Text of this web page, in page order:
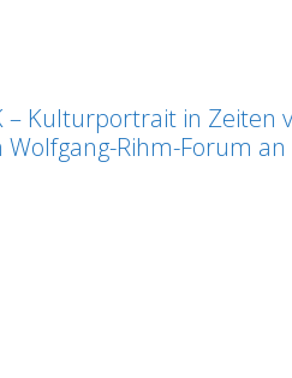
– Kulturportrait in
Rihm-Forum an